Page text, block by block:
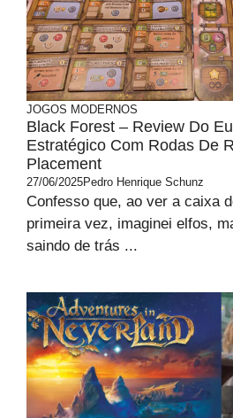
JOGOS MODERNOS
Black Forest – Review Do
Estratégico Com Rodas De
Placement
27/06/2025Pedro Henrique Schunz
Confesso que, ao ver a caixa
primeira vez, imaginei elfos,
saindo de trás ...